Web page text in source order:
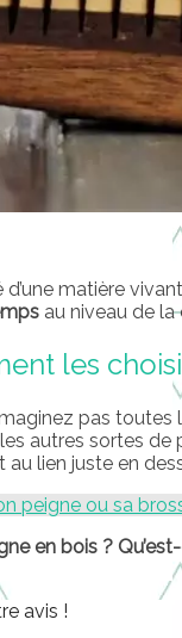
matière
au niveau de la
les
pas
autres sortes
au lien juste en
peigne ou sa
en bois ?
avis !